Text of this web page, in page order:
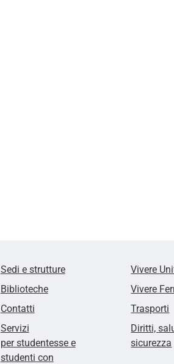
Sedi e strutture
Biblioteche
Contatti
Servizi
per studentesse e
studenti con
Vivere
Vivere
Trasporti
Diritti,
sicurezza